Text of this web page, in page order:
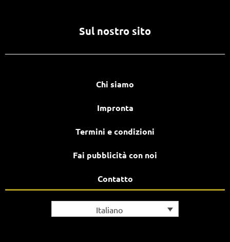
Sul nostro sito
Chi siamo
Impronta
Termini e condizioni
Fai pubblicità con noi
Contatto
Italiano